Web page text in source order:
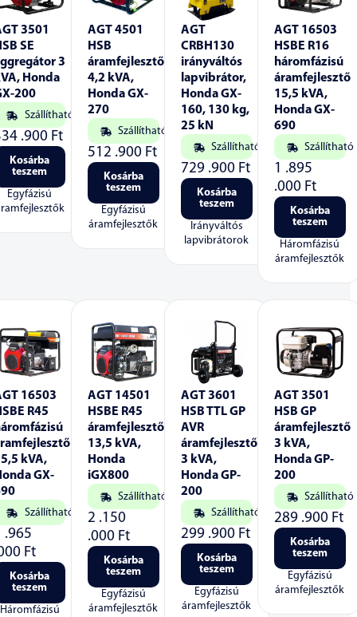
3501
SE
3
Honda
200
Szállítható
.900 Ft
Kosárba
teszem
Egyfázisú
AGT 4501
HSB
áramfejlesztő
4,2 kVA,
Honda GX-
270
Szállítható
512 .900 Ft
Kosárba
teszem
Egyfázisú
áramfejlesztők
AGT
CRBH130
irányváltós
lapvibrátor,
Honda GX-
160, 130 kg,
25 kN
Szállítható
729 .900 Ft
Kosárba
teszem
Irányváltós
lapvibrátorok
AGT 16503
HSBE R16
háromfázisú
áramfejlesztő
15,5 kVA,
Honda GX-
690
Szállítható
1 .895
.000 Ft
Kosárba
teszem
Háromfázisú
áramfejlesztők
16503
R45
kVA,
GX-
Szállítható
.965
Ft
Kosárba
teszem
Háromfázisú
AGT 14501
HSBE R45
áramfejlesztő
13,5 kVA,
Honda
iGX800
Szállítható
2 .150
.000 Ft
Kosárba
teszem
Egyfázisú
áramfejlesztők
AGT 3601
HSB TTL GP
AVR
áramfejlesztő
3 kVA,
Honda GP-
200
Szállítható
299 .900 Ft
Kosárba
teszem
Egyfázisú
áramfejlesztők
AGT 3501
HSB GP
áramfejlesztő
3 kVA,
Honda GP-
200
Szállítható
289 .900 Ft
Kosárba
teszem
Egyfázisú
áramfejlesztők